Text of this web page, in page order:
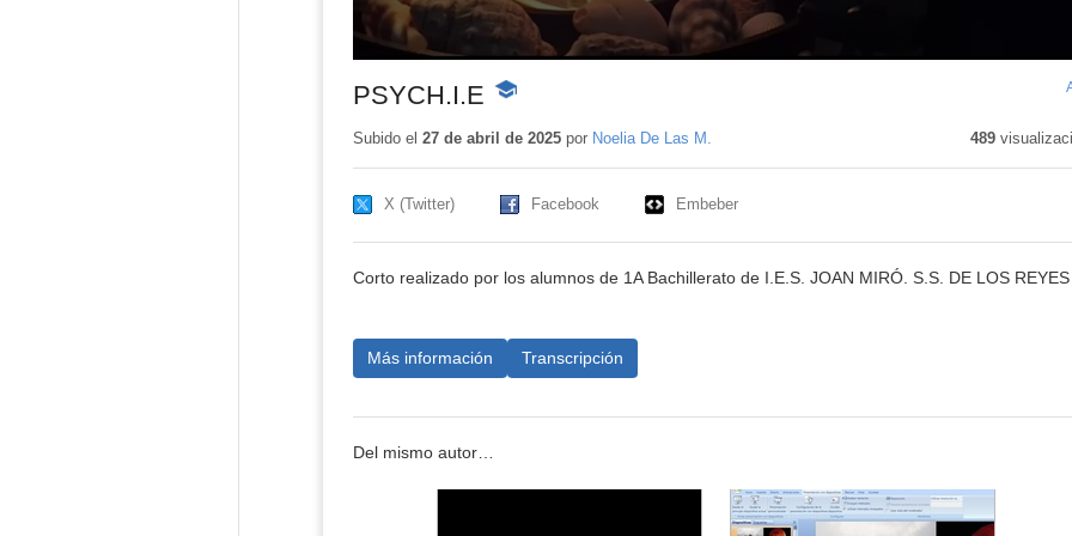
PSYCH.I.E
-
educativo
Subido el 27 de abril de 2025por Noelia De Las M. 489
X (Twitter) Facebook Embeber
Corto realizado por los alumnos de 1A Bachillerato de I.E.S. JOAN MIRÓ. S.S. DE LOS REYES
Más información Transcripción
Del mismo autor…